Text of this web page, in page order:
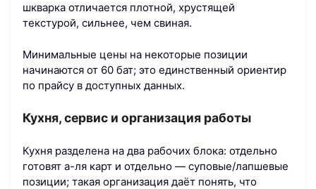
шкварка отличается плотной, хрустящей
текстурой, сильнее, чем свиная.
Минимальные цены на некоторые позиции
начинаются от 60 бат; это единственный ориентир
по прайсу в доступных данных.
Кухня, сервис и организация работы
Кухня разделена на два рабочих блока: отдельно
готовят а-ля карт и отдельно — суповые/лапшевые
позиции; такая организация даёт понять, что